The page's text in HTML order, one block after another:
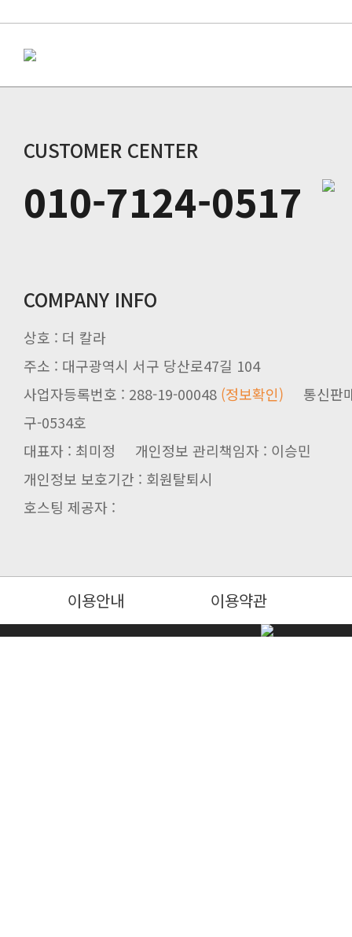
CUSTOMER CENTER
010-7124-0517
COMPANY INFO
상호 : 더 칼라
주소 : 대구광역시 서구 당산로47길 104
사업자등록번호 : 288-19-00048 (정보확인) 통신판
구-0534호
대표자 : 최미정 개인정보 관리책임자 : 이승민
개인정보 보호기간 : 회원탈퇴시
호스팅 제공자 :
이용안내 이용약관